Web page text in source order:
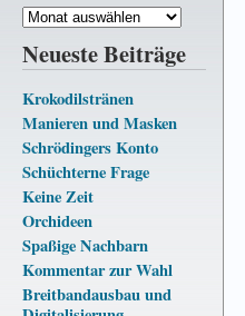
Archiv
Neueste Beiträge
Krokodilstränen
Manieren und Masken
Schrödingers Konto
Schüchterne Frage
Keine Zeit
Orchideen
Spaßige Nachbarn
Kommentar zur Wahl
Breitbandausbau und